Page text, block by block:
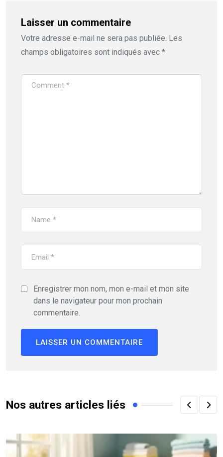
Laisser un commentaire
Votre adresse e-mail ne sera pas publiée. Les
champs obligatoires sont indiqués avec *
Enregistrer mon nom, mon e-mail et mon site
dans le navigateur pour mon prochain
commentaire.
Nos autres articles liés